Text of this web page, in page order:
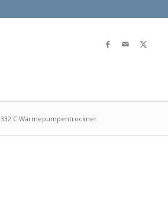
C Wärmepumpentrockner